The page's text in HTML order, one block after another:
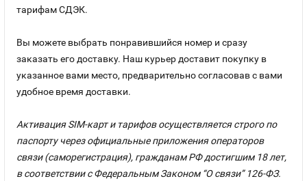
тарифам СДЭК.
Вы можете выбрать понравившийся номер и сразу
заказать его доставку. Наш курьер доставит покупку в
указанное вами место, предварительно согласовав с вами
удобное время доставки.
Активация SIM-карт и тарифов осуществляется строго по
паспорту через официальные приложения операторов
связи (саморегистрация), гражданам РФ достигшим 18 лет,
в соответствии с Федеральным Законом “О связи” 126-ФЗ.